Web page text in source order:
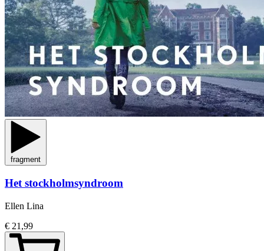
fragment
Het stockholmsyndroom
Ellen Lina
€ 21,99